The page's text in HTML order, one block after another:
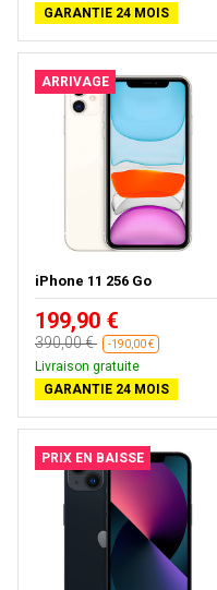
GARANTIE 24 MOIS
ARRIVAGE
iPhone 11 256 Go
199,90 €
390,00 € -190,00 €
Livraison gratuite
GARANTIE 24 MOIS
PRIX EN BAISSE